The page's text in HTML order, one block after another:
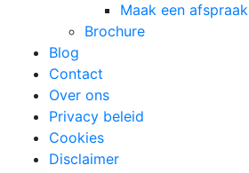
Maak een afspraak
Brochure
Blog
Contact
Over ons
Privacy beleid
Cookies
Disclaimer